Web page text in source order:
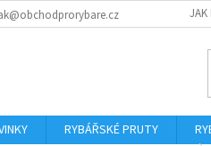
JAK
RYBÁŘSKÉ PRUTY